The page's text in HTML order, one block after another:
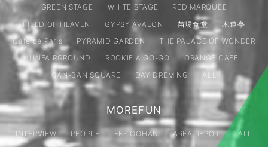
GREEN STAGE WHITE STAGE
RED MARQUEE
FIELD OF HEAVEN
GYPSY AVALON 苗場食堂
木道亭
Café de Paris
PYRAMID GARDEN
THE PALACE OF WONDER
UNFAIRGROUND
ROOKIE A GO-GO
ORANGE CAFE
GAN-BAN SQUARE
DAY DREMING ALL
MOREFUN
INTERVIEW PEOPLE FES GOHAN AREA REPORT ALL